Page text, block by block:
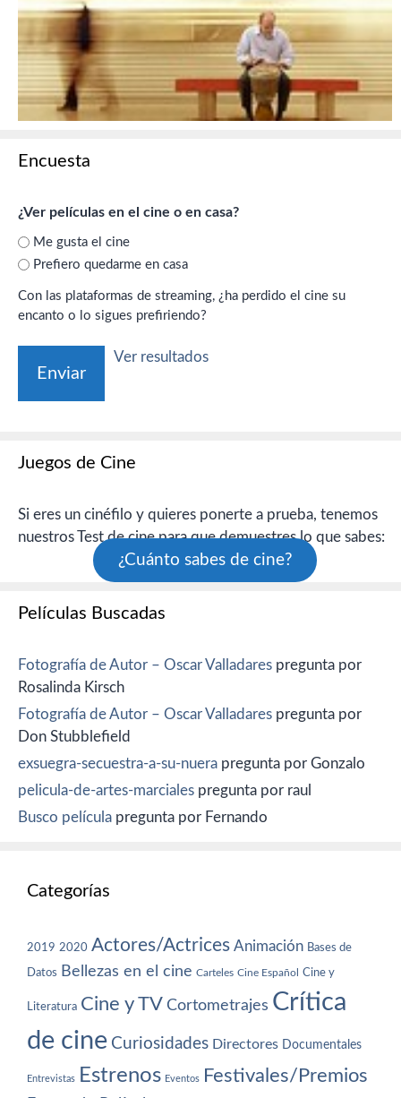
Encuesta
¿Ver películas en el cine o en casa?
Me gusta el cine
Prefiero quedarme en casa
Con las plataformas de streaming, ¿ha perdido el cine su
encanto o lo sigues prefiriendo?
Ver resultados
Juegos de Cine
Si eres un cinéfilo y quieres ponerte a prueba, tenemos
nuestros Test de cine para que demuestres lo que sabes:
¿Cuánto sabes de cine?
Películas Buscadas
Fotografía de Autor – Oscar Valladares pregunta por
Rosalinda Kirsch
Fotografía de Autor – Oscar Valladares pregunta por
Don Stubblefield
exsuegra-secuestra-a-su-nuera pregunta por Gonzalo
pelicula-de-artes-marciales pregunta por raul
Busco película pregunta por Fernando
Categorías
2019 2020 Actores/Actrices Animación Bases de
Datos Bellezas en el cine Carteles Cine Español Cine y
Literatura Cine y TV Cortometrajes Crítica
de cine Curiosidades Directores Documentales
Entrevistas Estrenos Eventos Festivales/Premios